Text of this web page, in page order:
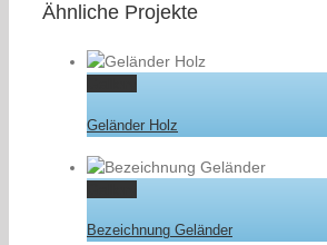
Ähnliche Projekte
Geländer Holz
Bezeichnung Geländer